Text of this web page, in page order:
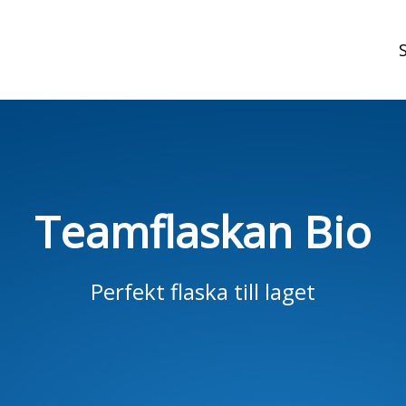
Teamflaskan Bio
Perfekt flaska till laget